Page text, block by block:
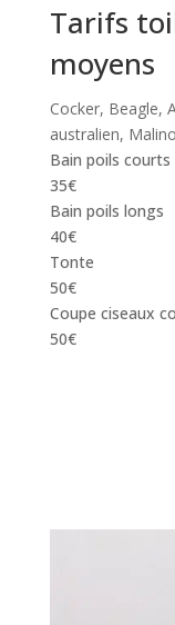
Tarifs
moyens
Cocker, Beagle,
australien,
Bain poils courts
35€
Bain poils longs
40€
Tonte
50€
Coupe ciseaux
50€